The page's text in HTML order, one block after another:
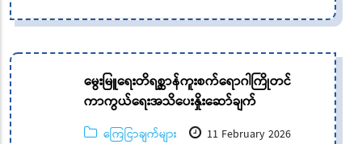
မွေးမြူရေးတိရစ္ဆာန်ကူးစက်ရောဂါကြိုတင်
ကာကွယ်ရေးအသိပေးနှိုးဆော်ချက်
ကြေငြာချက်များ 11 February 2026